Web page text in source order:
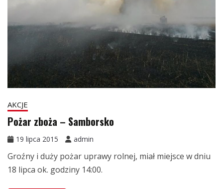
AKCJE
Pożar zboża – Samborsko
19 lipca 2015 admin
Groźny i duży pożar uprawy rolnej, miał miejsce w dniu
18 lipca ok. godziny 14:00.